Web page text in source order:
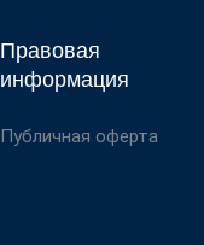
Правовая
информация
Публичная оферта